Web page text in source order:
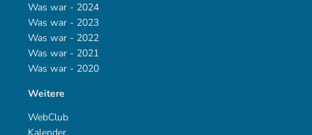
Was war - 2024
Was war - 2023
Was war - 2022
Was war - 2021
Was war - 2020
Weitere
WebClub